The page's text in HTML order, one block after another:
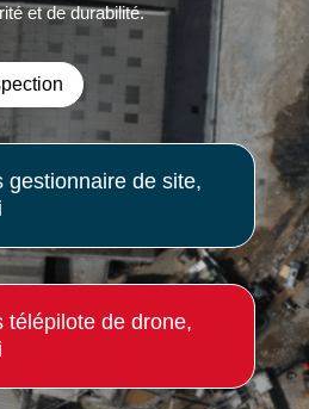
et de durabilité.
gestionnaire de site,
télépilote de drone,